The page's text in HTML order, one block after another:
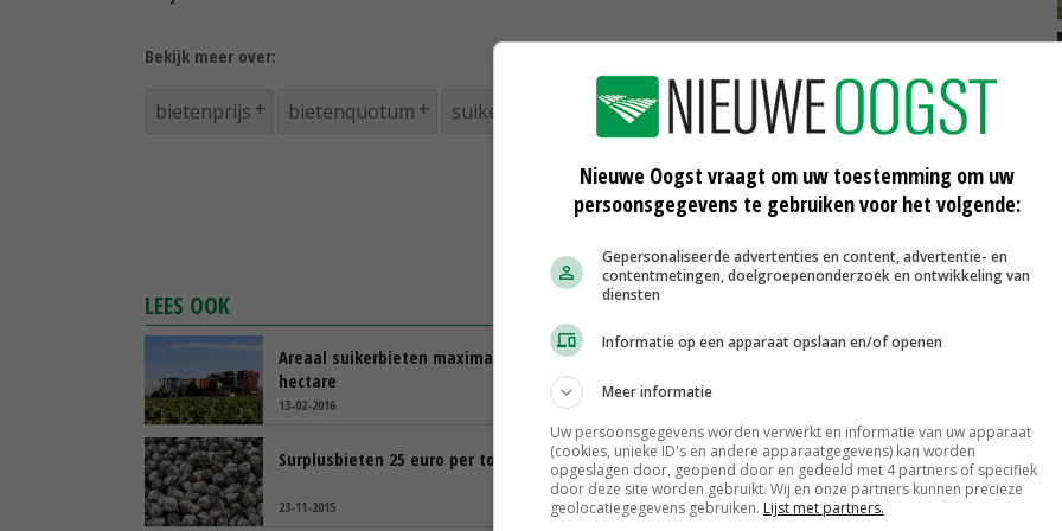
Bekijk meer over:
bietenprijs bietenquotum suikerbieten
LEES OOK
Areaal suikerbieten maximaal 100.000
hectare
13-02-2016
Bietenprijs Cosun: 43,01 euro
Surplusbieten 25 euro per ton
23-11-2015
Bietenprijs Cosun: 50,18 euro
12-02-2015
Nieuwe Oogst vraagt om uw toestemming om uw
persoonsgegevens te gebruiken voor het volgende:
Gepersonaliseerde advertenties en content, advertentie- en
contentmetingen, doelgroepenonderzoek en ontwikkeling van
diensten
Informatie op een apparaat opslaan en/of openen
Meer informatie
Uw persoonsgegevens worden verwerkt en informatie van uw apparaat
(cookies, unieke ID's en andere apparaatgegevens) kan worden
opgeslagen door, geopend door en gedeeld met 4 partners of specifiek
door deze site worden gebruikt. Wij en onze partners kunnen precieze
geolocatiegegevens gebruiken. Lijst met partners.